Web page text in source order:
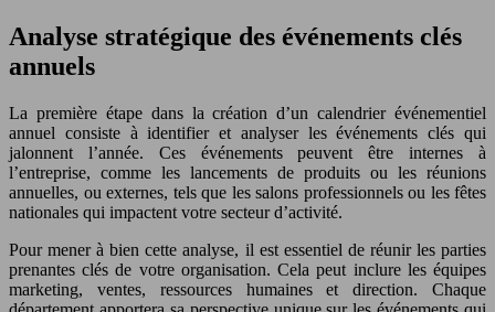
Analyse stratégique des événements clés
annuels
La première étape dans la création d’un calendrier événementiel
annuel consiste à identifier et analyser les événements clés qui
jalonnent l’année. Ces événements peuvent être internes à
l’entreprise, comme les lancements de produits ou les réunions
annuelles, ou externes, tels que les salons professionnels ou les fêtes
nationales qui impactent votre secteur d’activité.
Pour mener à bien cette analyse, il est essentiel de réunir les parties
prenantes clés de votre organisation. Cela peut inclure les équipes
marketing, ventes, ressources humaines et direction. Chaque